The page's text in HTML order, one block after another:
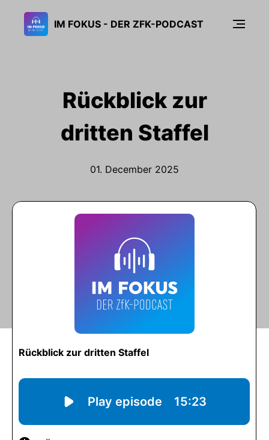
IM FOKUS - DER ZFK-PODCAST
Rückblick zur
dritten Staffel
01. December 2025